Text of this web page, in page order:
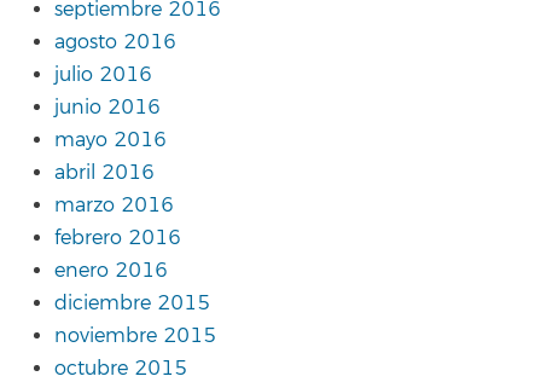
septiembre 2016
agosto 2016
julio 2016
junio 2016
mayo 2016
abril 2016
marzo 2016
febrero 2016
enero 2016
diciembre 2015
noviembre 2015
octubre 2015